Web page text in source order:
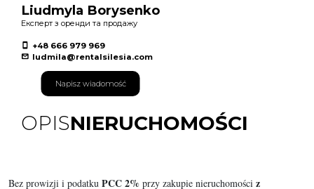
Liudmyla Borysenko
Експерт з оренди та продажу
+48 666 979 969
ludmila@rentalsilesia.com
Napisz wiadomość
OPISNIERUCHOMOŚCI
Bez prowizji i podatku PCC 2% przy zakupie nieruchomości z